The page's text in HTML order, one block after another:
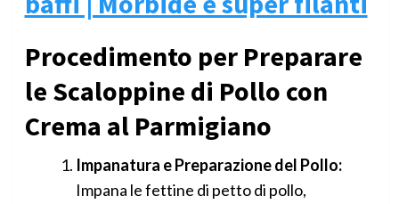
Procedimento per Preparare
le Scaloppine di Pollo con
Crema al Parmigiano
Impanatura e Preparazione del Pollo:
Impana le fettine di petto di pollo,